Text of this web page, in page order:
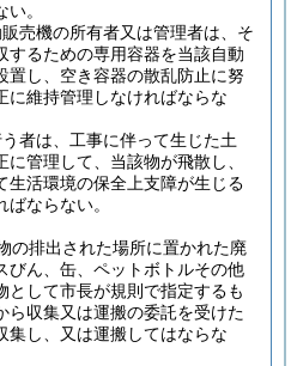
。
売機の所有者又は管理者は、そ
するための専用容器を当該自動
置し、空き容器の散乱防止に努
に維持管理しなければならな
者は、工事に伴って生じた土
管理して、当該物が飛散し、
生活環境の保全上支障が生じる
ならない。
の排出された場所に置かれた廃
びん、缶、ペットボトルその他
として市長が規則で指定するも
ら収集又は運搬の委託を受けた
集し、又は運搬してはならな